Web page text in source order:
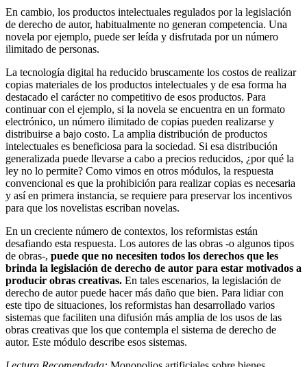
En cambio, los productos intelectuales regulados por la legislación
de derecho de autor, habitualmente no generan competencia. Una
novela por ejemplo, puede ser leída y disfrutada por un número
ilimitado de personas.
La tecnología digital ha reducido bruscamente los costos de realizar
copias materiales de los productos intelectuales y de esa forma ha
destacado el carácter no competitivo de esos productos. Para
continuar con el ejemplo, si la novela se encuentra en un formato
electrónico, un número ilimitado de copias pueden realizarse y
distribuirse a bajo costo. La amplia distribución de productos
intelectuales es beneficiosa para la sociedad. Si esa distribución
generalizada puede llevarse a cabo a precios reducidos, ¿por qué la
ley no lo permite? Como vimos en otros módulos, la respuesta
convencional es que la prohibición para realizar copias es necesaria
y así en primera instancia, se requiere para preservar los incentivos
para que los novelistas escriban novelas.
En un creciente número de contextos, los reformistas están
desafiando esta respuesta. Los autores de las obras -o algunos tipos
de obras-, puede que no necesiten todos los derechos que les
brinda la legislación de derecho de autor para estar motivados a
producir obras creativas. En tales escenarios, la legislación de
derecho de autor puede hacer más daño que bien. Para lidiar con
este tipo de situaciones, los reformistas han desarrollado varios
sistemas que faciliten una difusión más amplia de los usos de las
obras creativas que los que contempla el sistema de derecho de
autor. Este módulo describe esos sistemas.